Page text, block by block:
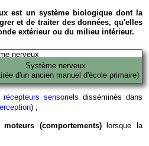
est un système biologique dont la
et de traiter des données, qu'elles
extérieur ou du milieu intérieur.
Système nerveux
d'un ancien manuel d'école primaire)
récepteurs sensoriels disséminés dans
) ;
(comportements)lorsque la